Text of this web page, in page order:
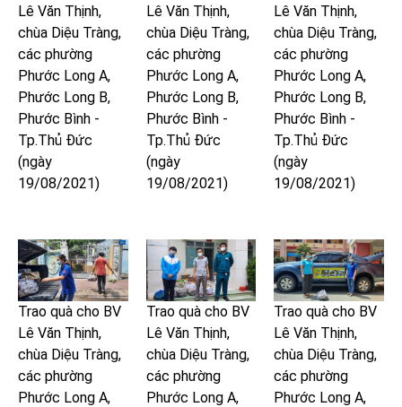
Lê Văn Thịnh,
chùa Diệu Tràng,
các phường
Phước Long A,
Phước Long B,
Phước Bình -
Tp.Thủ Đức
(ngày
19/08/2021)
Lê Văn Thịnh,
chùa Diệu Tràng,
các phường
Phước Long A,
Phước Long B,
Phước Bình -
Tp.Thủ Đức
(ngày
19/08/2021)
Lê Văn Thịnh,
chùa Diệu Tràng,
các phường
Phước Long A,
Phước Long B,
Phước Bình -
Tp.Thủ Đức
(ngày
19/08/2021)
Trao quà cho BV
Lê Văn Thịnh,
chùa Diệu Tràng,
các phường
Phước Long A,
Trao quà cho BV
Lê Văn Thịnh,
chùa Diệu Tràng,
các phường
Phước Long A,
Trao quà cho BV
Lê Văn Thịnh,
chùa Diệu Tràng,
các phường
Phước Long A,